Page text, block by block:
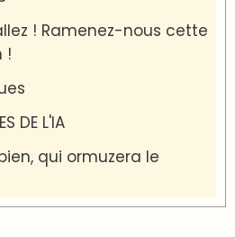
! Ramenez-nous cette
!
DE L'IA
qui ormuzera le